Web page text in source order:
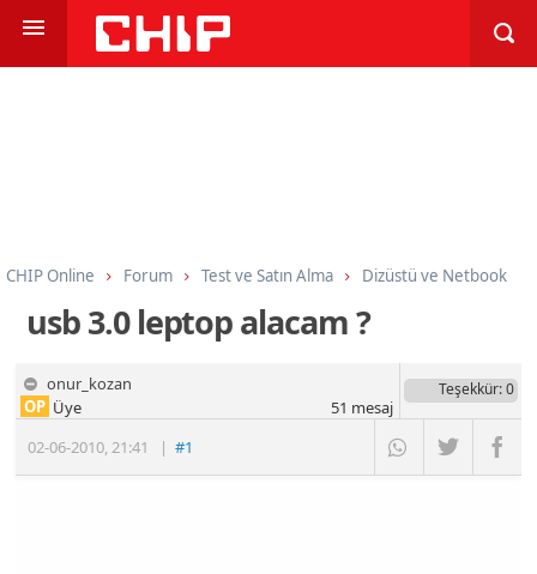
CHIP Online Forum Test ve Satın Alma Dizüstü ve Netbook
usb 3.0 leptop alacam ?
onur_kozan
02-06-2010,21:41 |#1
OP Üye
Teşekkür: 0
51 mesaj